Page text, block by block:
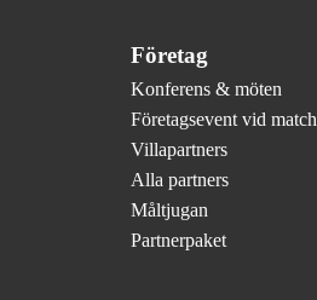
Företag
Konferens & möten
Företagsevent vid match
Villapartners
Alla partners
Måltjugan
Partnerpaket